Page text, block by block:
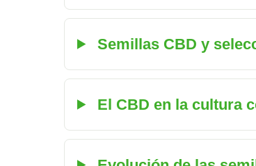
Semillas CBD y
El CBD en la cultura